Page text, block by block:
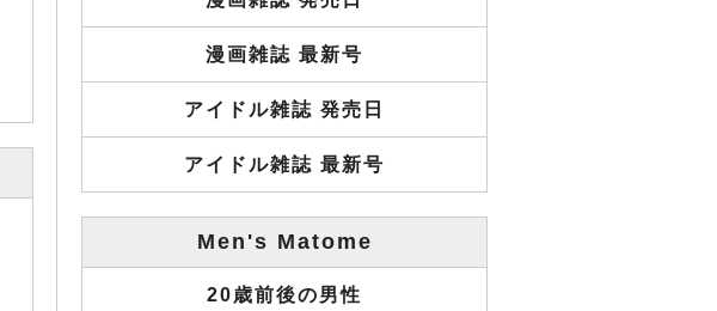
漫画雑誌 最新号
アイドル雑誌 発売日
アイドル雑誌 最新号
Men's Matome
20歳前後の男性